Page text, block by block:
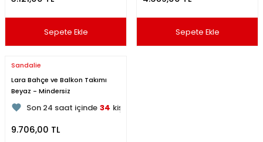
Sepete Ekle Sepete Ekle
Sandalie
Lara Bahçe ve Balkon Takımı
Beyaz - Mindersiz
150 kişi inceliyor
Son 24 saat içinde 34 kişi favoriledi
150 kişi inceledi
9.706,00 TL